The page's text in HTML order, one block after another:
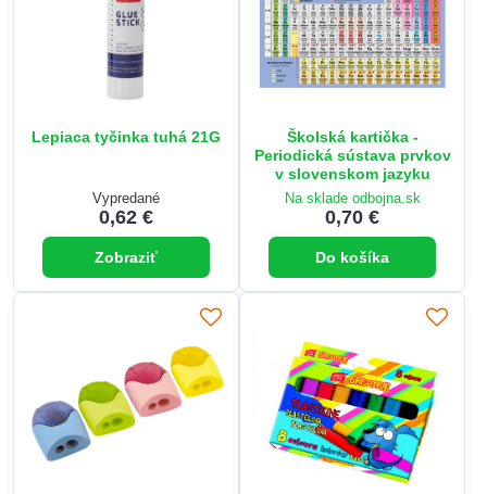
Lepiaca tyčinka tuhá 21G
Vypredané
0,62 €
Zobraziť
Školská kartička -
Periodická sústava prvkov
v slovenskom jazyku
Na sklade odbojna.sk
0,70 €
Do košíka